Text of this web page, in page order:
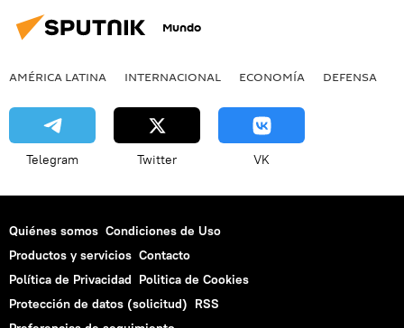
Mundo
AMÉRICA LATINA INTERNACIONAL ECONOMÍA DEFENSA
Telegram Twitter VK
Quiénes somos Condiciones de Uso
Productos y servicios Contacto
Política de Privacidad Politica de Cookies
Protección de datos (solicitud) RSS